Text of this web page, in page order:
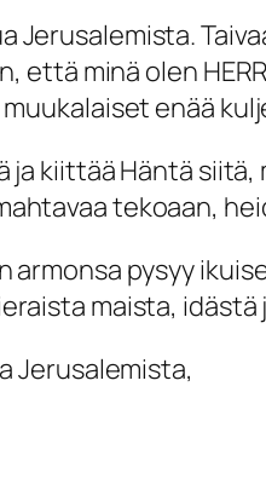
Jerusalemista.
minä olen
enää
ja kiittää Häntä
tekoaan,
armonsa pysyy
maista,
Jerusalemista,